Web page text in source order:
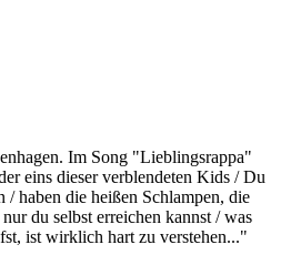
Im Song "Lieblingsrappa"
eins dieser verblendeten Kids / Du
haben die heißen Schlampen, die
du selbst erreichen kannst / was
ist wirklich hart zu verstehen..."